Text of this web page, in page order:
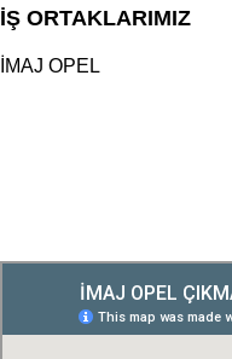
İŞ ORTAKLARIMIZ
İMAJ OPEL